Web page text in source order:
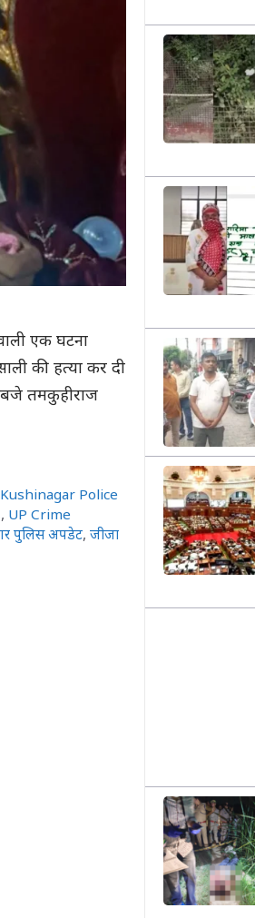
एक घटना
की हत्या कर दी
तमकुहीराज
Kushinagar Police
, UP Crime
पुलिस अपडेट, जीजा